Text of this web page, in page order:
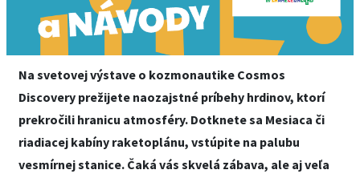
Na svetovej výstave o kozmonautike Cosmos
Discovery prežijete naozajstné príbehy hrdinov, ktorí
prekročili hranicu atmosféry. Dotknete sa Mesiaca či
riadiacej kabíny raketoplánu, vstúpite na palubu
vesmírnej stanice. Čaká vás skvelá zábava, ale aj veľa